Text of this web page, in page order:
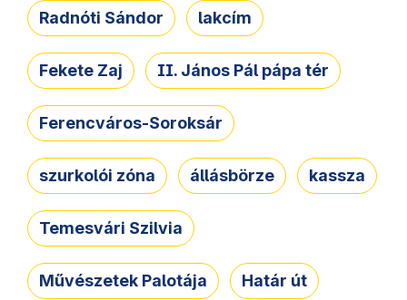
Radnóti Sándor lakcím
Fekete Zaj II. János Pál pápa tér
Ferencváros-Soroksár
szurkolói zóna állásbörze kassza
Temesvári Szilvia
Művészetek Palotája Határ út